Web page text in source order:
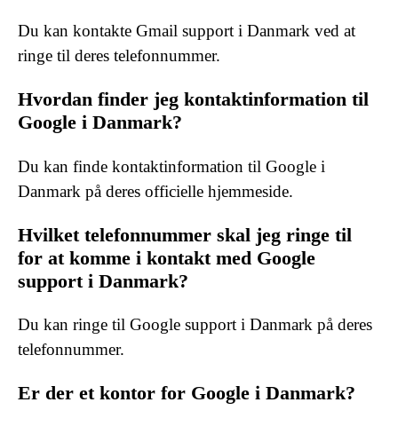
Du kan kontakte Gmail support i Danmark ved at
ringe til deres telefonnummer.
Hvordan finder jeg kontaktinformation til
Google i Danmark?
Du kan finde kontaktinformation til Google i
Danmark på deres officielle hjemmeside.
Hvilket telefonnummer skal jeg ringe til
for at komme i kontakt med Google
support i Danmark?
Du kan ringe til Google support i Danmark på deres
telefonnummer.
Er der et kontor for Google i Danmark?